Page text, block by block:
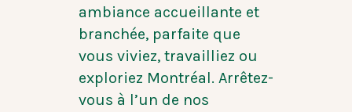
ambiance accueillante et
branchée, parfaite que
vous viviez, travailliez ou
exploriez Montréal. Arrêtez-
vous à l’un de nos